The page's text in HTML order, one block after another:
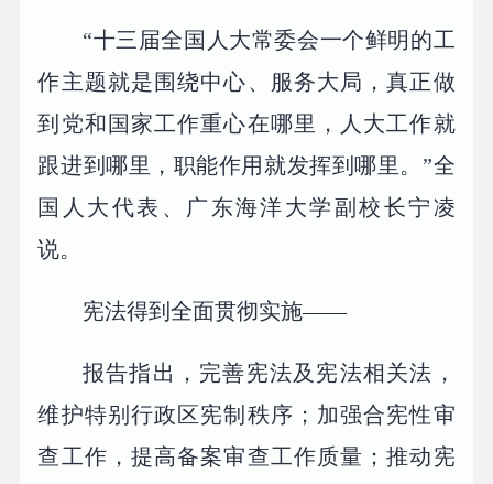
“十三届全国人大常委会一个鲜明的工
作主题就是围绕中心、服务大局，真正做
到党和国家工作重心在哪里，人大工作就
跟进到哪里，职能作用就发挥到哪里。”全
国人大代表、广东海洋大学副校长宁凌
说。
宪法得到全面贯彻实施——
报告指出，完善宪法及宪法相关法，
维护特别行政区宪制秩序；加强合宪性审
查工作，提高备案审查工作质量；推动宪